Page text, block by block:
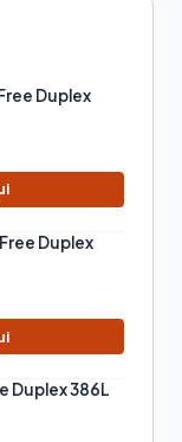
Duplex
Duplex
Duplex 386L